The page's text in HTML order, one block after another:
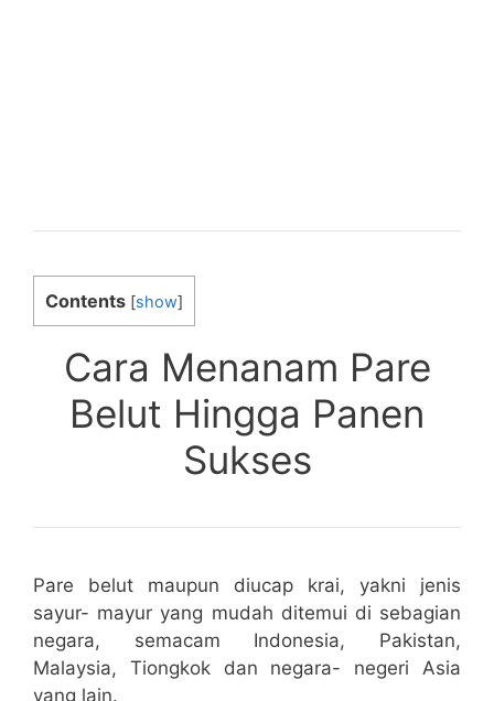
Contents [show]
Cara Menanam Pare
Belut Hingga Panen
Sukses
Pare belut maupun diucap krai, yakni jenis
sayur- mayur yang mudah ditemui di sebagian
negara, semacam Indonesia, Pakistan,
Malaysia, Tiongkok dan negara- negeri Asia
yang lain.